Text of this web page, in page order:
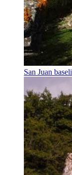
San Juan